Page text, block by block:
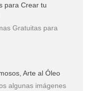
para Crear tu
Gratuitas para
Arte al Óleo
algunas imágenes